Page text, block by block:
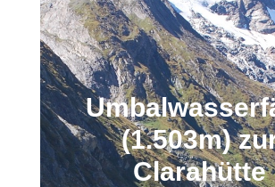
(1.503m)
Clarahütte